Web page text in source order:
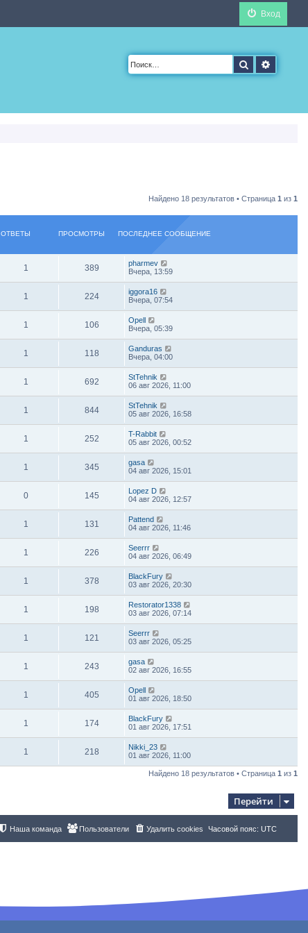
Вход
Поиск
Найдено 18 результатов • Страница 1 из 1
ОТВЕТЫ ПРОСМОТРЫ ПОСЛЕДНЕЕ СООБЩЕНИЕ
1 389
pharmev
Вчера, 13:59
1 224
iggora16
Вчера, 07:54
1 106
Opell
Вчера, 05:39
1 118
Ganduras
Вчера, 04:00
1 692
StTehnik
06 авг 2026, 11:00
1 844
StTehnik
05 авг 2026, 16:58
1 252
T-Rabbit
05 авг 2026, 00:52
1 345
gasa
04 авг 2026, 15:01
0 145
Lopez D
04 авг 2026, 12:57
1 131
Pattend
04 авг 2026, 11:46
1 226
Seerrr
04 авг 2026, 06:49
1 378
BlackFury
03 авг 2026, 20:30
1 198
Restorator1338
03 авг 2026, 07:14
1 121
Seerrr
03 авг 2026, 05:25
1 243
gasa
02 авг 2026, 16:55
1 405
Opell
01 авг 2026, 18:50
1 174
BlackFury
01 авг 2026, 17:51
1 218
Nikki_23
01 авг 2026, 11:00
Найдено 18 результатов • Страница 1 из 1
Перейти
Часовой пояс: UTC
Удалить cookies
Пользователи
Наша команда